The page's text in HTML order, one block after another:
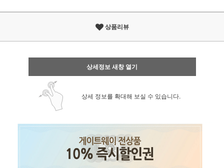
상품리뷰
상세정보 새창 열기
상세 정보를 확대해 보실 수 있습니다.